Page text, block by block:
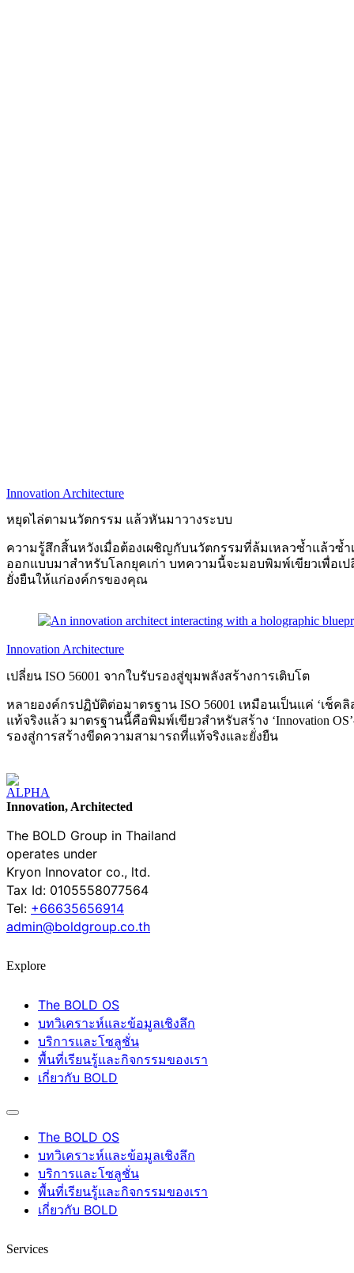
Innovation Architecture
หยุดไล่ตามนวัตกรรม แล้วหันมาวางระบบ
ความรู้สึกสิ้นหวังเมื่อต้องเผชิญกับนวัตกรรมที่ล้มเหลวซ้ำแล้ว
ออกแบบมาสำหรับโลกยุคเก่า บทความนี้จะมอบพิมพ์เขียวเพื่อเ
ยั่งยืนให้แก่องค์กรของคุณ
Innovation Architecture
เปลี่ยน ISO 56001 จากใบรับรองสู่ขุมพลังสร้างการเติบโต
หลายองค์กรปฏิบัติต่อมาตรฐาน ISO 56001 เหมือนเป็นแค่ ‘เช็
แท้จริงแล้ว มาตรฐานนี้คือพิมพ์เขียวสำหรับสร้าง ‘Innovation
รองสู่การสร้างขีดความสามารถที่แท้จริงและยั่งยืน
Innovation, Architected
The BOLD Group in Thailand
operates under
Kryon Innovator co., ltd.
Tax Id: 0105558077564
Tel: +66635656914
admin@boldgroup.co.th
Explore
The BOLD OS
บทวิเคราะห์และข้อมูลเชิงลึก
บริการและโซลูชั่น
พื้นที่เรียนรู้และกิจกรรมของเรา
เกี่ยวกับ BOLD
The BOLD OS
บทวิเคราะห์และข้อมูลเชิงลึก
บริการและโซลูชั่น
พื้นที่เรียนรู้และกิจกรรมของเรา
เกี่ยวกับ BOLD
Services